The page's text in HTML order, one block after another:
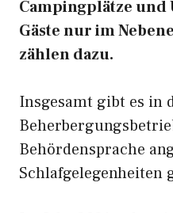
Campingplätze
Gäste nur im
zählen dazu.
Insgesamt gibt es in
Behördensprache
Schlafgelegenheiten